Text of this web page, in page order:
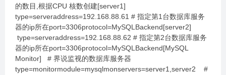
的数目,根据CPU 核数创建[server1]
type=serveraddress=192.168.88.61 # 指定第1台数据库服务
器的ip所在port=3306protocol=MySQLBackend[server2]
type=serveraddress=192.168.88.62 # 指定第2台数据库服务
器的ip所在port=3306protocol=MySQLBackend[MySQL
Monitor] # 界说监视的数据库服务器
type=monitormodule=mysqlmonservers=server1,server2 #